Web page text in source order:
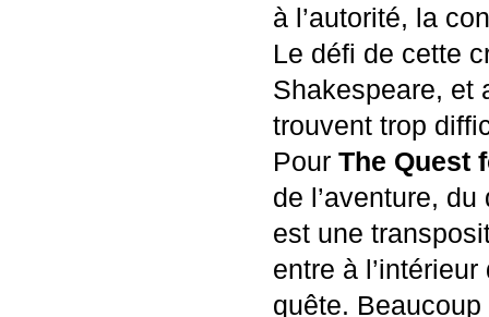
à l’autorité, la
Le défi de cette
Shakespeare, et
trouvent trop
Pour The Quest
de l’aventure,
est une
entre à
quête.